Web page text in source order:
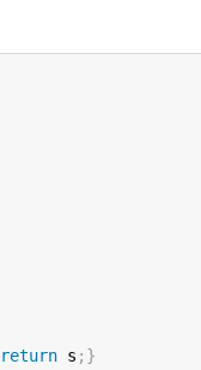
return s ; }